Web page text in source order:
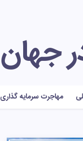
جهان
مهاجرت سرمایه گذاری